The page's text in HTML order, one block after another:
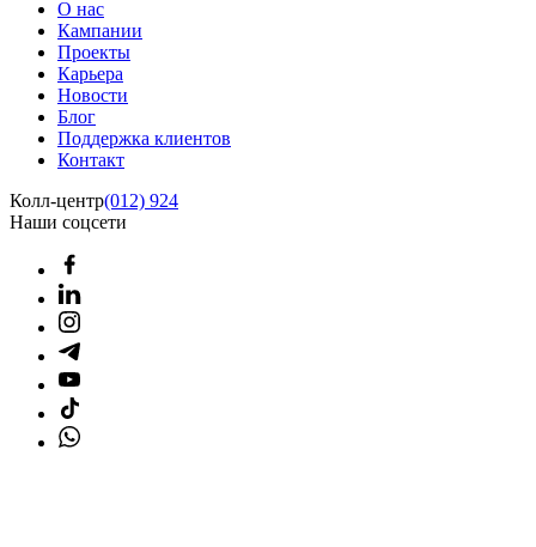
О нас
Кампании
Проекты
Карьера
Новости
Блог
Поддержка клиентов
Контакт
Колл-центр(012) 924
Наши соцсети